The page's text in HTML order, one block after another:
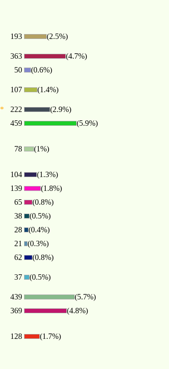
193 (2.5%)
363
(4.7%)
50 (0.6%)
107 (1.4%)
* 222
(2.9%)
459 (5.9%)
78 (1%)
104
(1.3%)
139
(1.8%)
65
(0.8%)
38
(0.5%)
28
(0.4%)
21
(0.3%)
62 (0.8%)
37 (0.5%)
439
(5.7%)
369 (4.8%)
128 (1.7%)